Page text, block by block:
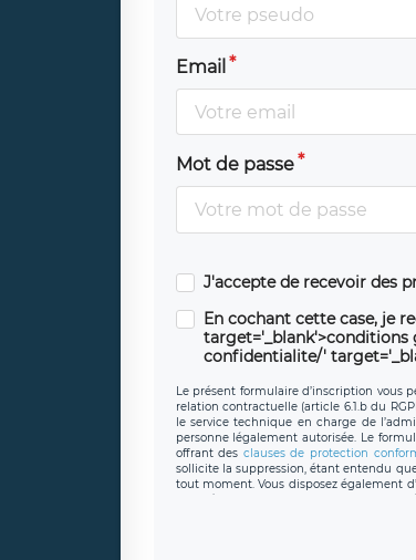
Email
Mot de passe
J'accepte de recevoir des
En cochant cette case, je
target='_blank'>conditions
confidentialite/'
Le présent formulaire d’inscription vous
relation contractuelle (article 6.1.b du
le service technique en charge de
personne légalement autorisée. Le
offrant des clauses de protection
sollicite la suppression, étant entendu
tout moment. Vous disposez également
caractère personnel, ainsi que d’un
protection des données de
joignable à l’adresse mail :